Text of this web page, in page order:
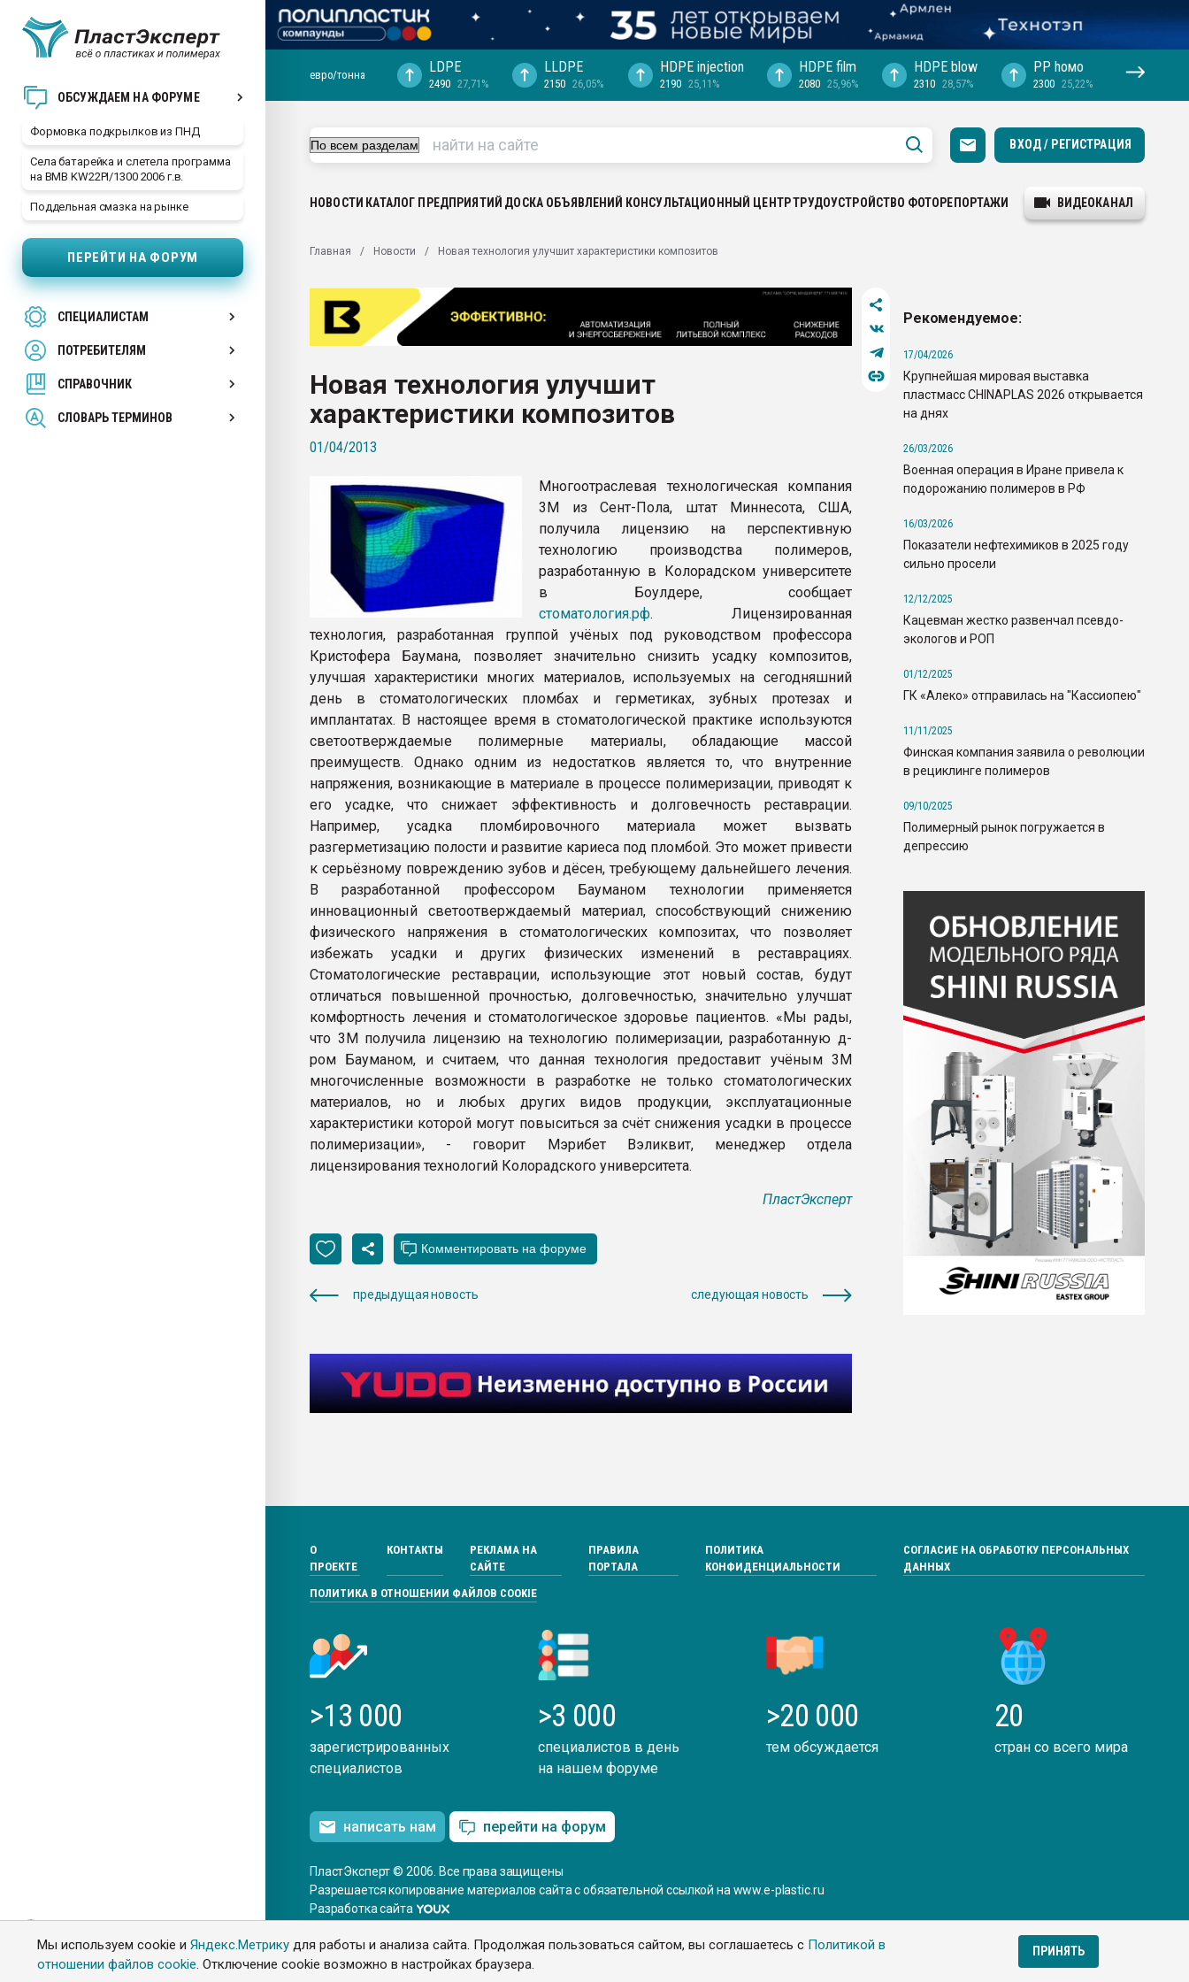
Мы используем cookie иЯндекс.Метрику для работы и анализа сайта. Продолжая пользоваться сайтом, вы соглашаетесь с Политикой в
отношении файлов cookie. Отключение cookie возможно в настройках браузера.
ПРИНЯТЬ
ОБСУЖДАЕМ НА ФОРУМЕ
Формовка подкрылков из ПНД
Села батарейка и слетела программа
на BMB KW22PI/1300 2006 г.в.
Поддельная смазка на рынке
ПЕРЕЙТИ НА ФОРУМ
СПЕЦИАЛИСТАМ
ПОТРЕБИТЕЛЯМ
СПРАВОЧНИК
СЛОВАРЬ ТЕРМИНОВ
29.07.2026 ФРП помог "Ижевскому
Вакуум-формовочные машины:
28.07.2026 Автоматизация выходит на
первый план в переработке
пластмасс
ситуацией на строительном рынке
Всё, что касается выдува ПЭТ
бутылок
евро/тонна LDPE
2490 27,71%
LLDPE
2150 26,05%
HDPE injection
2190 25,11%
HDPE film
2080 25,96%
HDPE blow
2310 28,57%
PP hомо
2300 25,22%
ВХОД / РЕГИСТРАЦИЯ
НОВОСТИ КАТАЛОГ ПРЕДПРИЯТИЙ ДОСКА ОБЪЯВЛЕНИЙ КОНСУЛЬТАЦИОННЫЙ ЦЕНТРТРУДОУСТРОЙСТВО ФОТОРЕПОРТАЖИ ВИДЕОКАНАЛ
Главная Новости Новая технология улучшит характеристики композитов
Новая технология улучшит
характеристики композитов
01/04/2013
Многоотраслевая технологическая компания
3M из Сент-Пола, штат Миннесота, США,
получила лицензию на перспективную
технологию производства полимеров,
разработанную в Колорадском университете
в Боулдере, сообщает
стоматология.рф. Лицензированная
технология, разработанная группой учёных под руководством профессора
Кристофера Баумана, позволяет значительно снизить усадку композитов,
улучшая характеристики многих материалов, используемых на сегодняшний
день в стоматологических пломбах и герметиках, зубных протезах и
имплантатах. В настоящее время в стоматологической практике используются
светоотверждаемые полимерные материалы, обладающие массой
преимуществ. Однако одним из недостатков является то, что внутренние
напряжения, возникающие в материале в процессе полимеризации, приводят к
его усадке, что снижает эффективность и долговечность реставрации.
Например, усадка пломбировочного материала может вызвать
разгерметизацию полости и развитие кариеса под пломбой. Это может привести
к серьёзному повреждению зубов и дёсен, требующему дальнейшего лечения.
В разработанной профессором Бауманом технологии применяется
инновационный светоотверждаемый материал, способствующий снижению
физического напряжения в стоматологических композитах, что позволяет
избежать усадки и других физических изменений в реставрациях.
Стоматологические реставрации, использующие этот новый состав, будут
отличаться повышенной прочностью, долговечностью, значительно улучшат
комфортность лечения и стоматологическое здоровье пациентов. «Мы рады,
что 3M получила лицензию на технологию полимеризации, разработанную д-
ром Бауманом, и считаем, что данная технология предоставит учёным 3M
многочисленные возможности в разработке не только стоматологических
материалов, но и любых других видов продукции, эксплуатационные
характеристики которой могут повыситься за счёт снижения усадки в процессе
полимеризации», - говорит Мэрибет Вэликвит, менеджер отдела
лицензирования технологий Колорадского университета.
ПластЭксперт
предыдущая новость следующая новость
Рекомендуемое:
17/04/2026
Крупнейшая мировая выставка
пластмасс CHINAPLAS 2026 открывается
на днях
26/03/2026
Военная операция в Иране привела к
подорожанию полимеров в РФ
16/03/2026
Показатели нефтехимиков в 2025 году
сильно просели
12/12/2025
Кацевман жестко развенчал псевдо-
экологов и РОП
01/12/2025
ГК «Алеко» отправилась на "Кассиопею"
11/11/2025
Финская компания заявила о революции
в рециклинге полимеров
09/10/2025
Полимерный рынок погружается в
депрессию
О
ПРОЕКТЕ
КОНТАКТЫ
РЕКЛАМА НА
САЙТЕ
ПРАВИЛА
ПОРТАЛА
ПОЛИТИКА
КОНФИДЕНЦИАЛЬНОСТИ
СОГЛАСИЕ НА ОБРАБОТКУ ПЕРСОНАЛЬНЫХ
ДАННЫХ
ПОЛИТИКА В ОТНОШЕНИИ ФАЙЛОВ COOKIE
>13 000
зарегистрированных
специалистов
>3 000
специалистов в день
на нашем форуме
>20 000
тем обсуждается
20
стран со всего мира
написать нам перейти на форум
ПластЭксперт © 2006. Все права защищены
Разрешается копирование материалов сайта с обязательной ссылкой на www.e-plastic.ru
Разработка сайта